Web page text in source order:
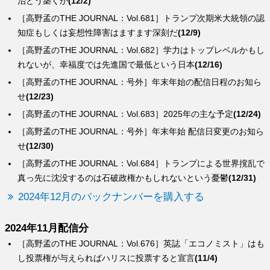
［高野孟のTHE JOURNAL：Vol.684］トランプによる世界撹乱で
真っ先に沈没するのは石破政権かもしれないという憂鬱(12/31)
［高野孟のTHE JOURNAL：号外］年末年始 配信日変更のお知ら
せ(12/30)
［高野孟のTHE JOURNAL：Vol.683］2025年の主な予定(12/24)
［高野孟のTHE JOURNAL：号外］年末年始の配信日程のお知ら
せ(12/23)
［高野孟のTHE JOURNAL：Vol.682］学力はトップレベルかもし
れないが、幸福度では先進国で最低という日本(12/16)
［高野孟のTHE JOURNAL：Vol.681］トランプ次期米大統領の認
知症もしくは妄想性障害はますます深刻だ(12/9)
2024年12月のバックナンバーを購入する
2024年11月配信分
［高野孟のTHE JOURNAL：Vol.676］英誌「エコノミスト」はも
し投票権が与えらればハリスに投票すると宣言(11/4)